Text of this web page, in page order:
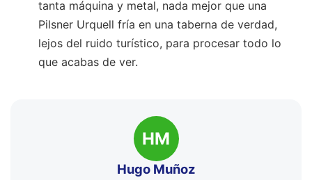
tanta máquina y metal, nada mejor que una
Pilsner Urquell fría en una taberna de verdad,
lejos del ruido turístico, para procesar todo lo
que acabas de ver.
HM
Hugo Muñoz